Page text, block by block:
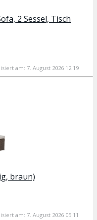
2 Sessel, Tisch
am: 7. August 2026 12:19
braun)
am: 7. August 2026 05:11